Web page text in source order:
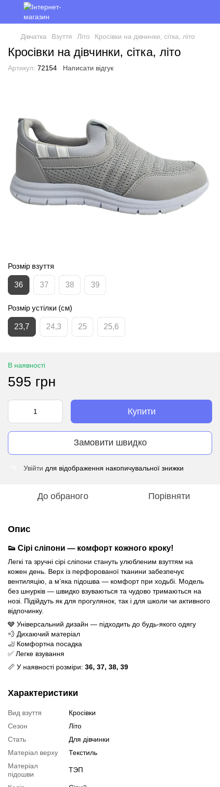
Дівчатка Взуття Літо Кросівки на дівчинки, сітка, літо
Кросівки на дівчинки, сітка, літо
Артикул: 72154 Написати відгук
Розмір взуття
36 37 38 39
Розмір устілки (см)
23,7 24,3 25 25,6
В наявності
595 грн
Купити
Замовити швидко
Увійти для відображення накопичувальної знижки
До обраного Порівняти
Опис
👟 Сірі сліпони — комфорт кожного кроку!
Легкі та зручні сірі сліпони стануть улюбленим взуттям на
кожен день. Верх із перфорованої тканини забезпечує
вентиляцію, а м’яка підошва — комфорт при ходьбі. Модель
без шнурків — швидко взуваються та чудово тримаються на
нозі. Підійдуть як для прогулянок, так і для школи чи активного
відпочинку.
🩶 Універсальний дизайн — підходить до будь-якого одягу
💨 Дихаючий матеріал
🦶 Комфортна посадка
✅ Легке взування
📏 У наявності розміри: 36, 37, 38, 39
Характеристики
Вид взуття
Кросівки
Сезон
Літо
Стать
Для дівчинки
Матеріал верху
Текстиль
Матеріал
підошви
ТЭП